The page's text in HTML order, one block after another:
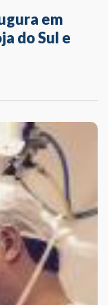
em
do Sul e